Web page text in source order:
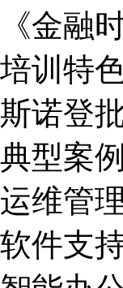
《金融
培训特
斯诺登
典型案
运维管理
软件支